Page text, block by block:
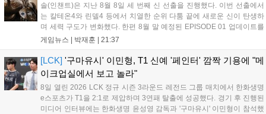
솔(인챈트)은 지난 8월 8일 세 번째 신 선출을 진행했다. 이번 선출에서
는 칼테온4와 린델4 등에서 치열한 순위 다툼 끝에 새로운 신이 탄생하
며 세력 구도가 변화했다. 한편 8월 말 예정된 EPISODE 01 업데이트를
통해 월드 콘텐츠가 추가될 예정이며, 이를 통해 추후 주신 및 절대신에
더욱 가속화될 전망이다....
게임뉴스 | 박재훈 21:37
[LCK] '구마유시' 이민형, T1 신예 '페인터' 깜짝 기용에 "메
이크업실에서 보고 놀라"
8일 열린 2026 LCK 정규 시즌 3라운드 레전드 그룹 매치에서 한화생명
e스포츠가 T1을 2:1로 제압하며 3연패 탈출에 성공했다. 경기 후 진행된
미디어 인터뷰에는 한화생명 윤성영 감독과 '구마유시' 이민형이 참석했